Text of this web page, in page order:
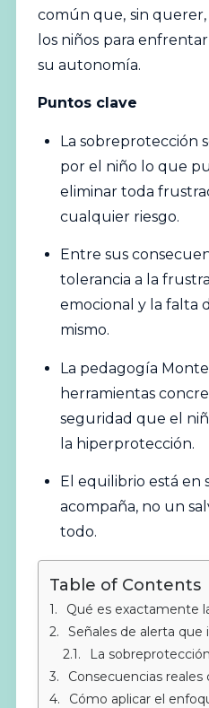
común que, sin
los niños para
su autonomía.
Puntos clave
La sobreprotección
por el niño lo que
eliminar toda
cualquier riesgo.
Entre sus
tolerancia a la
emocional y la falta
mismo.
La pedagogía
herramientas
seguridad que el
la hiperprotección.
El equilibrio está en
acompaña, no un
todo.
Table of Contents
Qué es exactamente la
Señales de alerta que
La sobreprotección
Consecuencias reales de
Cómo aplicar el enfoque